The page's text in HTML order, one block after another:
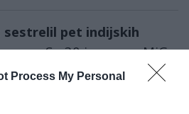
Process My Personal
sestrelil pet indijskih
Su-30 in enega MiG-